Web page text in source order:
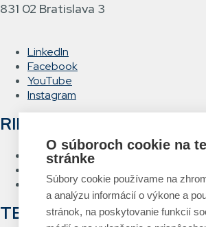
831 02 Bratislava 3
LinkedIn
Facebook
YouTube
Instagram
RIEŠENIA
Hlasové vychystávanie
Systém návrhu a tlače etikiet
TECHNOLÓGIE
O súboroch cookie na
stránke
Súbory cookie používame na
a analýzu informácií o výkone a
stránok, na poskytovanie funkcií